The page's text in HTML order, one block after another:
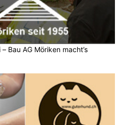
Bau AG Möriken macht’s